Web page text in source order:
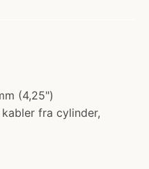
(4,25")
fra cylinder,